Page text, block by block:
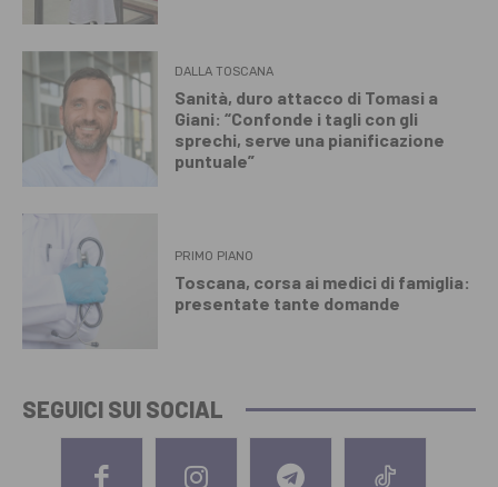
DALLA TOSCANA
Sanità, duro attacco di Tomasi a
Giani: “Confonde i tagli con gli
sprechi, serve una pianificazione
puntuale”
PRIMO PIANO
Toscana, corsa ai medici di famiglia:
presentate tante domande
SEGUICI SUI SOCIAL